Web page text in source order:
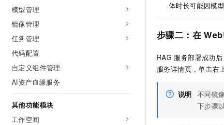
模型管理
镜像管理
任务管理
代码配置
自定义组件管理
AI资产血缘服务
其他功能模块
工作空间
体时长可能因模
步骤二：在
RAG 服务部署成功
服务详情页，单击右
说明 不同镜
下步骤以